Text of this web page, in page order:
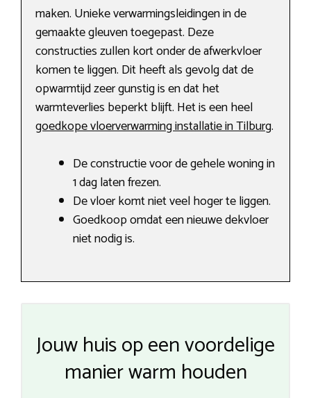
maken. Unieke verwarmingsleidingen in de
gemaakte gleuven toegepast. Deze
constructies zullen kort onder de afwerkvloer
komen te liggen. Dit heeft als gevolg dat de
opwarmtijd zeer gunstig is en dat het
warmteverlies beperkt blijft. Het is een heel
goedkope vloerverwarming installatie in Tilburg.
De constructie voor de gehele woning in
1 dag laten frezen.
De vloer komt niet veel hoger te liggen.
Goedkoop omdat een nieuwe dekvloer
niet nodig is.
Jouw huis op een voordelige
manier warm houden